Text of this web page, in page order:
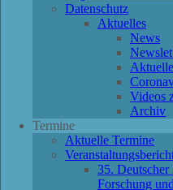
Datenschutz
Aktuelles
News
Videos
Archiv
Termine
Aktuelle Termine
35. Deutscher
Forschung